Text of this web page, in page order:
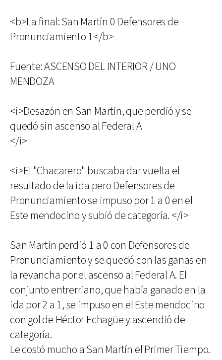
<b>La final: San Martín 0 Defensores de
Pronunciamiento 1</b>
Fuente: ASCENSO DEL INTERIOR / UNO
MENDOZA
<i>Desazón en San Martín, que perdió y se
quedó sin ascenso al Federal A
</i>
<i>El "Chacarero" buscaba dar vuelta el
resultado de la ida pero Defensores de
Pronunciamiento se impuso por 1 a 0 en el
Este mendocino y subió de categoría. </i>
San Martín perdió 1 a 0 con Defensores de
Pronunciamiento y se quedó con las ganas en
la revancha por el ascenso al Federal A. El
conjunto entrerriano, que había ganado en la
ida por 2 a 1, se impuso en el Este mendocino
con gol de Héctor Echagüe y ascendió de
categoría.
Le costó mucho a San Martín el Primer Tiempo.